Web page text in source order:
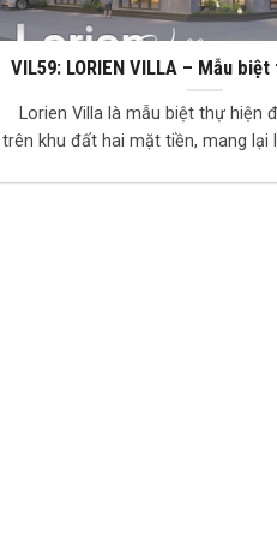
VIL59: LORIEN VILLA – Mẫu
mặt tiền tối ưu không
Lorien Villa là mẫu biệt thự hiện đại được thiết kế
trên khu đất hai mặt tiền, mang lại